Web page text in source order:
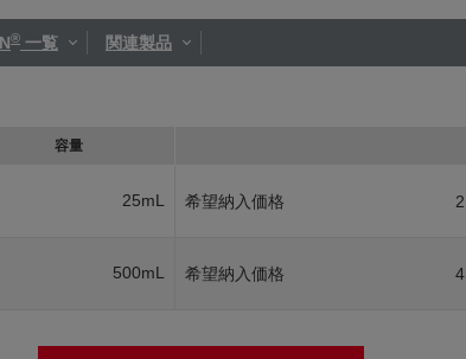
® 一覧 関連製品
容量
25mL 希望納入価格
500mL 希望納入価格